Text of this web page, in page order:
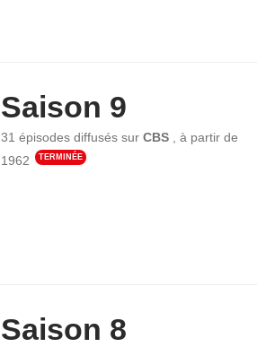
Saison 9
31 épisodes diffusés surCBS ,à partir de
1962
TERMINÉE
Saison 8